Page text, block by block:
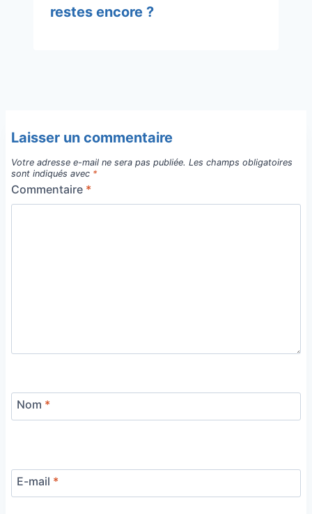
restes encore ?
Laisser un commentaire
Votre adresse e-mail ne sera pas publiée. Les champs obligatoires
sont indiqués avec *
Commentaire *
Nom *
E-mail *